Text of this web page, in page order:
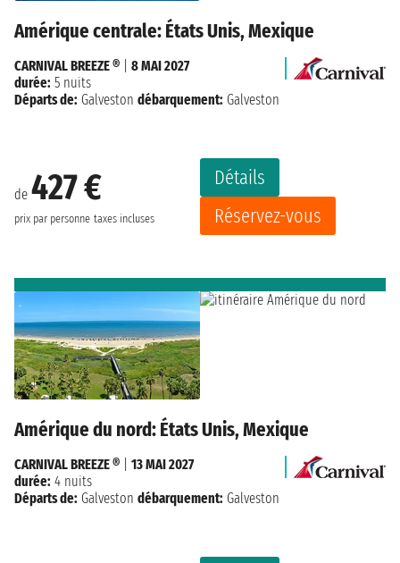
Amérique centrale: États Unis, Mexique
de 427 €
prix par personne taxes incluses
Détails
Réservez-vous
CARNIVAL BREEZE ®
8 MAI 2027
durée: 5 nuits
Départs de: Galveston débarquement: Galveston
Amérique du nord: États Unis, Mexique
CARNIVAL BREEZE ®
13 MAI 2027
durée: 4 nuits
Départs de: Galveston débarquement: Galveston